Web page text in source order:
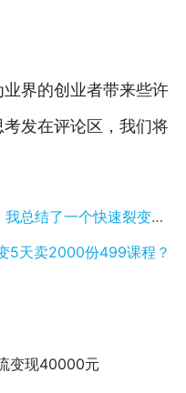
界的创业者带来些许
发在评论区，我们将
了一个快速裂变的万能公式
5天卖2000份499课程？
变现40000元